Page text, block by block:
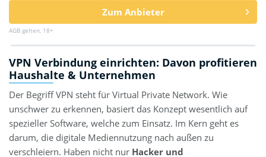
Zum Anbieter
AGB gelten, 18+
VPN Verbindung einrichten: Davon profitieren
Haushalte & Unternehmen
Der Begriff VPN steht für Virtual Private Network. Wie
unschwer zu erkennen, basiert das Konzept wesentlich auf
spezieller Software, welche zum Einsatz. Im Kern geht es
darum, die digitale Mediennutzung nach außen zu
verschleiern. Haben nicht nur Hacker und